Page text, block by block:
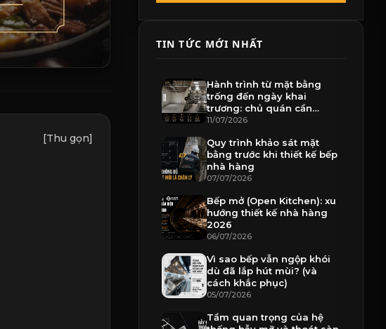
[Thu gọn]
TIN TỨC MỚI NHẤT
Hành trình từ mặt bằng
trống đến ngày khai
trương: chủ quán cần
chuẩn bị gì
11/07/2026
Quy trình khảo sát mặt
bằng trước khi thiết kế bếp
nhà hàng
07/07/2026
Bếp mở (Open Kitchen): xu
hướng thiết kế nhà hàng
2026
06/07/2026
Vì sao bếp vẫn ngộp khói
dù đã lắp hút mùi? (và
cách khắc phục)
05/07/2026
Tầm quan trọng của hệ